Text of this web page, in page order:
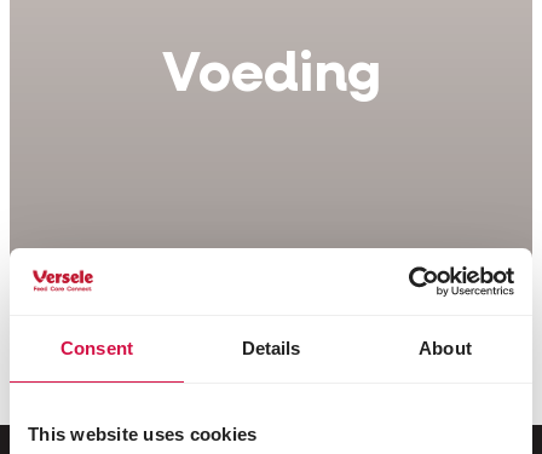
Consent Details About
This website uses cookies
Voeding